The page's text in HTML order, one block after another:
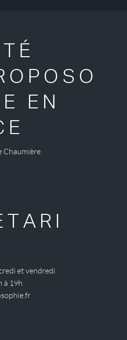
EN
Chaumière
et vendredi
à 19h